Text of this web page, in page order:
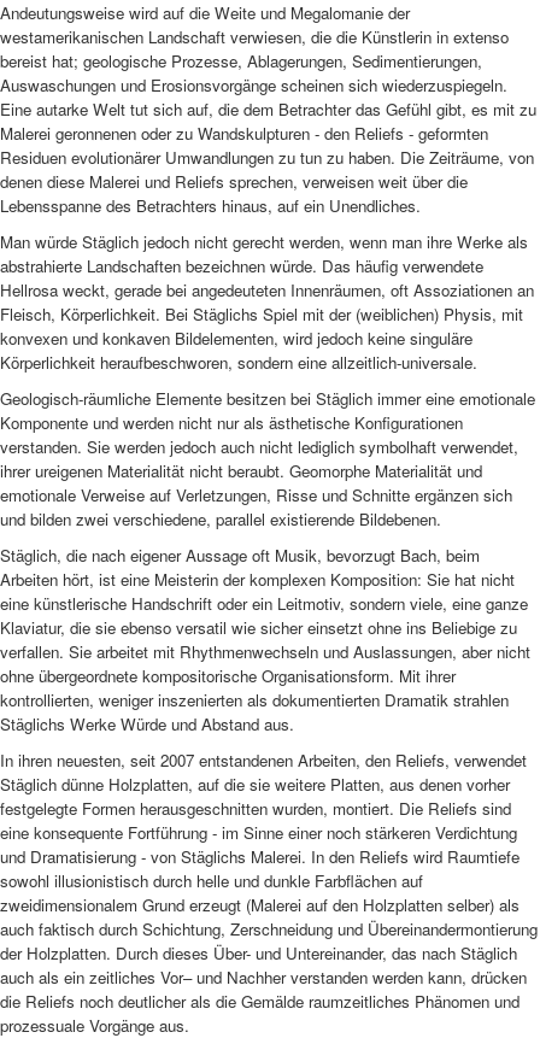
Andeutungsweise wird auf die Weite und Megalomanie der
westamerikanischen Landschaft verwiesen, die die Künstlerin in extenso
bereist hat; geologische Prozesse, Ablagerungen, Sedimentierungen,
Auswaschungen und Erosionsvorgänge scheinen sich wiederzuspiegeln.
Eine autarke Welt tut sich auf, die dem Betrachter das Gefühl gibt, es mit zu
Malerei geronnenen oder zu Wandskulpturen - den Reliefs - geformten
Residuen evolutionärer Umwandlungen zu tun zu haben. Die Zeiträume, von
denen diese Malerei und Reliefs sprechen, verweisen weit über die
Lebensspanne des Betrachters hinaus, auf ein Unendliches.
Man würde Stäglich jedoch nicht gerecht werden, wenn man ihre Werke als
abstrahierte Landschaften bezeichnen würde. Das häufig verwendete
Hellrosa weckt, gerade bei angedeuteten Innenräumen, oft Assoziationen an
Fleisch, Körperlichkeit. Bei Stäglichs Spiel mit der (weiblichen) Physis, mit
konvexen und konkaven Bildelementen, wird jedoch keine singuläre
Körperlichkeit heraufbeschworen, sondern eine allzeitlich-universale.
Geologisch-räumliche Elemente besitzen bei Stäglich immer eine emotionale
Komponente und werden nicht nur als ästhetische Konfigurationen
verstanden. Sie werden jedoch auch nicht lediglich symbolhaft verwendet,
ihrer ureigenen Materialität nicht beraubt. Geomorphe Materialität und
emotionale Verweise auf Verletzungen, Risse und Schnitte ergänzen sich
und bilden zwei verschiedene, parallel existierende Bildebenen.
Stäglich, die nach eigener Aussage oft Musik, bevorzugt Bach, beim
Arbeiten hört, ist eine Meisterin der komplexen Komposition: Sie hat nicht
eine künstlerische Handschrift oder ein Leitmotiv, sondern viele, eine ganze
Klaviatur, die sie ebenso versatil wie sicher einsetzt ohne ins Beliebige zu
verfallen. Sie arbeitet mit Rhythmenwechseln und Auslassungen, aber nicht
ohne übergeordnete kompositorische Organisationsform. Mit ihrer
kontrollierten, weniger inszenierten als dokumentierten Dramatik strahlen
Stäglichs Werke Würde und Abstand aus.
In ihren neuesten, seit 2007 entstandenen Arbeiten, den Reliefs, verwendet
Stäglich dünne Holzplatten, auf die sie weitere Platten, aus denen vorher
festgelegte Formen herausgeschnitten wurden, montiert. Die Reliefs sind
eine konsequente Fortführung - im Sinne einer noch stärkeren Verdichtung
und Dramatisierung - von Stäglichs Malerei. In den Reliefs wird Raumtiefe
sowohl illusionistisch durch helle und dunkle Farbflächen auf
zweidimensionalem Grund erzeugt (Malerei auf den Holzplatten selber) als
auch faktisch durch Schichtung, Zerschneidung und Übereinandermontierung
der Holzplatten. Durch dieses Über- und Untereinander, das nach Stäglich
auch als ein zeitliches Vor– und Nachher verstanden werden kann, drücken
die Reliefs noch deutlicher als die Gemälde raumzeitliches Phänomen und
prozessuale Vorgänge aus.